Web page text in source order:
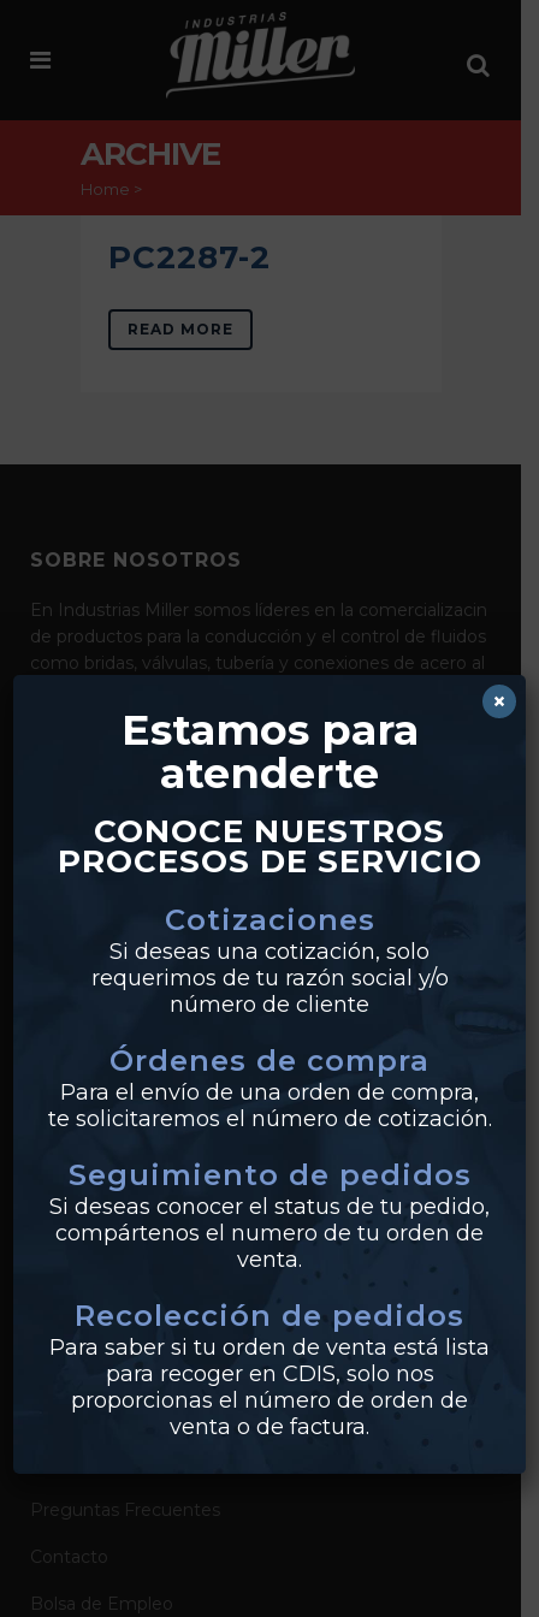
ARCHIVE
Home >
PC2287-2
READ MORE
SOBRE NOSOTROS
En Industrias Miller somos líderes en la comercializacin
de productos para la conducción y el control de fluidos
como bridas, válvulas, tubería y conexiones de acero al
nuestros centros en Monterrey y Guadalajara,
realizamos envíos a clientes en todo México.
PRODUCTOS
Bridas
Conexiones
EMPRESA
Sobre Industrias Miller
Certificados de Productos
Preguntas Frecuentes
Contacto
Bolsa de Empleo
Estamos para
atenderte
CONOCE NUESTROS
PROCESOS DE SERVICIO
Cotizaciones
Si deseas una cotización, solo
requerimos de tu razón social y/o
número de cliente
Órdenes de compra
Para el envío de una orden de compra,
te solicitaremos el número de cotización.
Seguimiento de pedidos
Si deseas conocer el status de tu pedido,
compártenos el numero de tu orden de
venta.
Recolección de pedidos
Para saber si tu orden de venta está lista
para recoger en CDIS, solo nos
proporcionas el número de orden de
venta o de factura.
×